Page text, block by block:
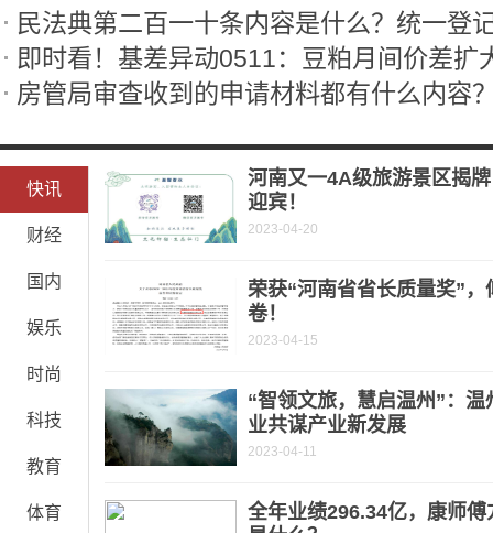
即时看！基差异动0511：豆粕月间价差扩
快讯
财经
国内
娱乐
时尚
科技
教育
体育
河南又一4A级旅游景区揭
迎宾！
2023-04-20
荣获“河南省省长质量奖”，
卷！
2023-04-15
“智领文旅，慧启温州”：
业共谋产业新发展
2023-04-11
全年业绩296.34亿，康师